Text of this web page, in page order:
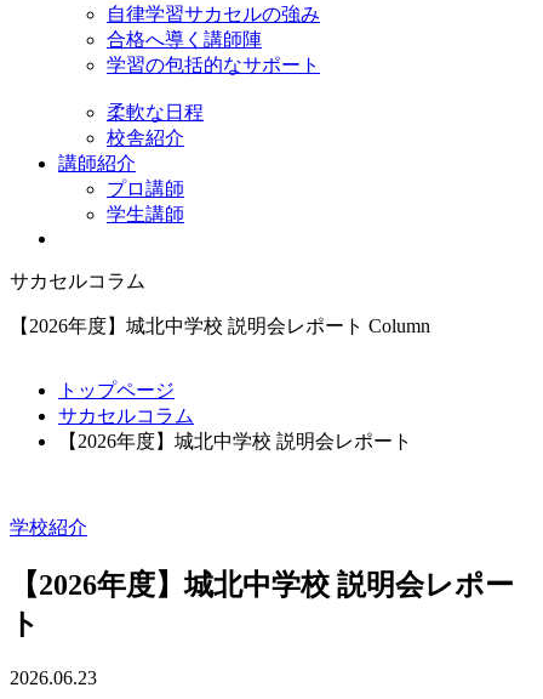
自律学習サカセルの強み
合格へ導く講師陣
学習の包括的なサポート
柔軟な日程
校舎紹介
講師紹介
プロ講師
学生講師
サカセルコラム
【2026年度】城北中学校 説明会レポート Column
トップページ
サカセルコラム
【2026年度】城北中学校 説明会レポート
学校紹介
【2026年度】城北中学校 説明会レポー
ト
2026.06.23